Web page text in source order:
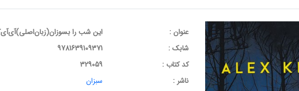
عنوان :
این شب را
شابک :
9781639109371
کد کتاب :
329059
ناشر :
سبزان